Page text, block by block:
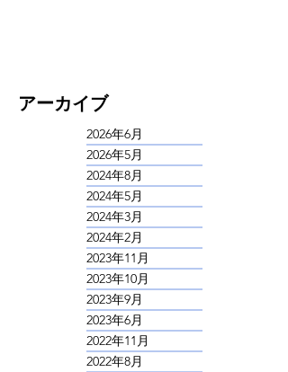
​アーカイブ
2026年6月
2026年5月
2024年8月
2024年5月
2024年3月
2024年2月
2023年11月
2023年10月
2023年9月
2023年6月